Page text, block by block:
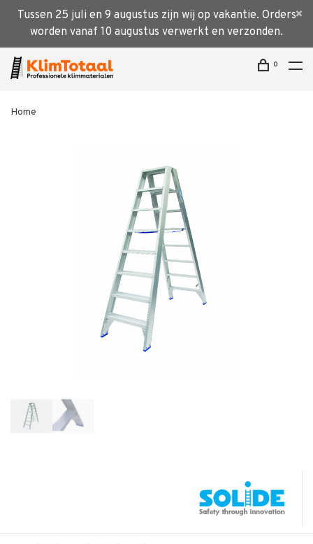
Tussen 25 juli en 9 augustus zijn wij op vakantie. Orders
worden vanaf 10 augustus verwerkt en verzonden.
0
Home